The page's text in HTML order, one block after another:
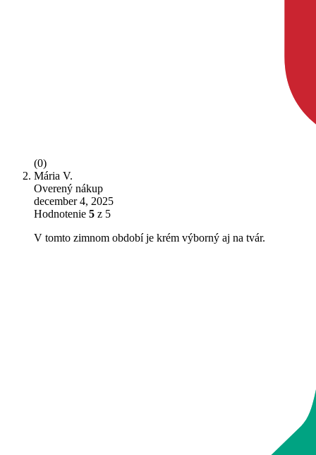
(0)
Mária V.
Overený nákup
december 4, 2025
Hodnotenie 5 z 5
V tomto zimnom období je krém výborný aj na tvár.